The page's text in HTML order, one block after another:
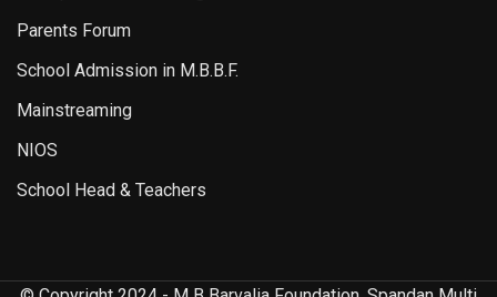
Parents Forum
School Admission in M.B.B.F.
Mainstreaming
NIOS
School Head & Teachers